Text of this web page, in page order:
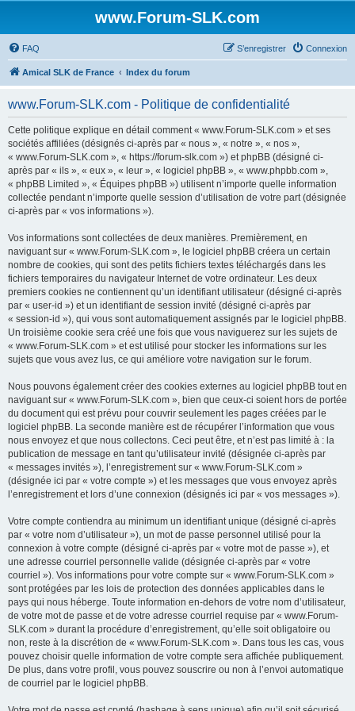
www.Forum-SLK.com
FAQ Connexion
S’enregistrer
Amical SLK de France Index du forum
www.Forum-SLK.com - Politique de confidentialité
Cette politique explique en détail comment « www.Forum-SLK.com » et ses
sociétés affiliées (désignés ci-après par « nous », « notre », « nos »,
« www.Forum-SLK.com », « https://forum-slk.com ») et phpBB (désigné ci-
après par « ils », « eux », « leur », « logiciel phpBB », « www.phpbb.com »,
« phpBB Limited », « Équipes phpBB ») utilisent n’importe quelle information
collectée pendant n’importe quelle session d’utilisation de votre part (désignée
ci-après par « vos informations »).
Vos informations sont collectées de deux manières. Premièrement, en
naviguant sur « www.Forum-SLK.com », le logiciel phpBB créera un certain
nombre de cookies, qui sont des petits fichiers textes téléchargés dans les
fichiers temporaires du navigateur Internet de votre ordinateur. Les deux
premiers cookies ne contiennent qu’un identifiant utilisateur (désigné ci-après
par « user-id ») et un identifiant de session invité (désigné ci-après par
« session-id »), qui vous sont automatiquement assignés par le logiciel phpBB.
Un troisième cookie sera créé une fois que vous naviguerez sur les sujets de
« www.Forum-SLK.com » et est utilisé pour stocker les informations sur les
sujets que vous avez lus, ce qui améliore votre navigation sur le forum.
Nous pouvons également créer des cookies externes au logiciel phpBB tout en
naviguant sur « www.Forum-SLK.com », bien que ceux-ci soient hors de portée
du document qui est prévu pour couvrir seulement les pages créées par le
logiciel phpBB. La seconde manière est de récupérer l’information que vous
nous envoyez et que nous collectons. Ceci peut être, et n’est pas limité à : la
publication de message en tant qu’utilisateur invité (désignée ci-après par
« messages invités »), l’enregistrement sur « www.Forum-SLK.com »
(désignée ici par « votre compte ») et les messages que vous envoyez après
l’enregistrement et lors d’une connexion (désignés ici par « vos messages »).
Votre compte contiendra au minimum un identifiant unique (désigné ci-après
par « votre nom d’utilisateur »), un mot de passe personnel utilisé pour la
connexion à votre compte (désigné ci-après par « votre mot de passe »), et
une adresse courriel personnelle valide (désignée ci-après par « votre
courriel »). Vos informations pour votre compte sur « www.Forum-SLK.com »
sont protégées par les lois de protection des données applicables dans le
pays qui nous héberge. Toute information en-dehors de votre nom d’utilisateur,
de votre mot de passe et de votre adresse courriel requise par « www.Forum-
SLK.com » durant la procédure d’enregistrement, qu’elle soit obligatoire ou
non, reste à la discrétion de « www.Forum-SLK.com ». Dans tous les cas, vous
pouvez choisir quelle information de votre compte sera affichée publiquement.
De plus, dans votre profil, vous pouvez souscrire ou non à l’envoi automatique
de courriel par le logiciel phpBB.